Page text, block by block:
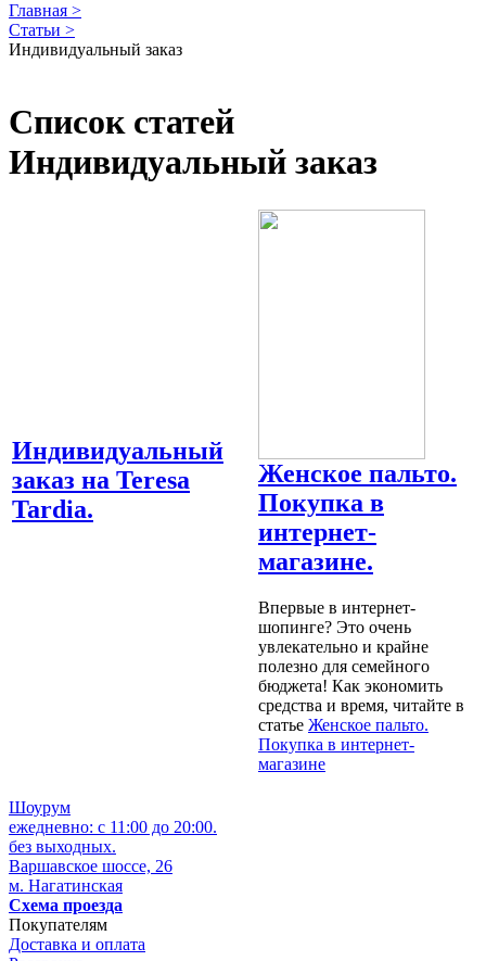
Главная >
Статьи >
Индивидуальный заказ
Список статей
Индивидуальный заказ
Индивидуальный
заказ на Teresa
Tardia.
Женское пальто.
Покупка в
интернет-
магазине.
Впервые в интернет-
шопинге? Это очень
увлекательно и крайне
полезно для семейного
бюджета! Как экономить
средства и время, читайте в
статье Женское пальто.
Покупка в интернет-
магазине
Шоурум
ежедневно: с 11:00 до 20:00.
без выходных.
Варшавское шоссе, 26
м. Нагатинская
Схема проезда
Покупателям
Доставка и оплата